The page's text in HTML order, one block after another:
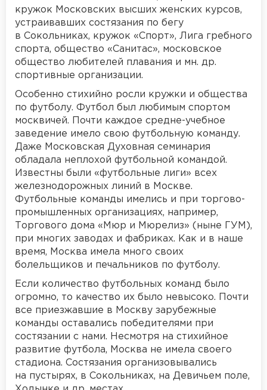
кружок Московских высших женских курсов,
устраивавших состязания по бегу
в Сокольниках, кружок «Спорт», Лига гребного
спорта, общество «Санитас», московское
общество любителей плавания и мн. др.
спортивные организации.
Особенно стихийно росли кружки и общества
по футболу. Футбол был любимым спортом
москвичей. Почти каждое средне-учебное
заведение имело свою футбольную команду.
Даже Московская Духовная семинария
обладала неплохой футбольной командой.
Известны были «футбольные лиги» всех
железнодорожных линий в Москве.
Футбольные команды имелись и при торгово-
промышленных организациях, например,
Торгового дома «Мюр и Мюрелиз» (ныне ГУМ),
при многих заводах и фабриках. Как и в наше
время, Москва имела много своих
болельщиков и печальников по футболу.
Если количество футбольных команд было
огромно, то качество их было невысоко. Почти
все приезжавшие в Москву зарубежные
команды оставались победителями при
состязании с нами. Несмотря на стихийное
развитие футбола, Москва не имела своего
стадиона. Состязания организовывались
на пустырях, в Сокольниках, на Девичьем поле,